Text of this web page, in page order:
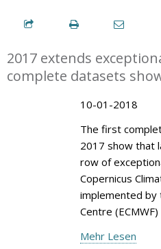
2017 extends
complete datasets
10-01-2018
The first
2017 show that
row of
Copernicus
implemented by
Centre (ECMWF)
Mehr Lesen